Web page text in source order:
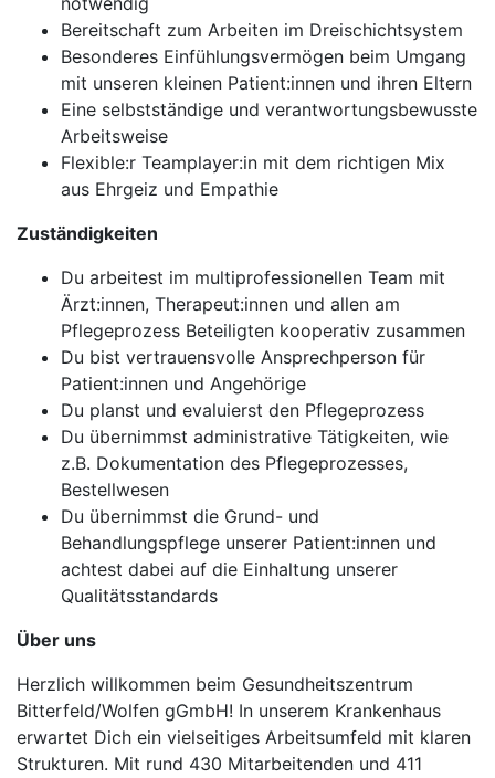
Bereitschaft zum Arbeiten im Dreischichtsystem
Besonderes Einfühlungsvermögen beim Umgang
mit unseren kleinen Patient:innen und ihren Eltern
Eine selbstständige und verantwortungsbewusste
Arbeitsweise
Flexible:r Teamplayer:in mit dem richtigen Mix
aus Ehrgeiz und Empathie
Zuständigkeiten
Du arbeitest im multiprofessionellen Team mit
Ärzt:innen, Therapeut:innen und allen am
Pflegeprozess Beteiligten kooperativ zusammen
Du bist vertrauensvolle Ansprechperson für
Patient:innen und Angehörige
Du planst und evaluierst den Pflegeprozess
Du übernimmst administrative Tätigkeiten, wie
z.B. Dokumentation des Pflegeprozesses,
Bestellwesen
Du übernimmst die Grund- und
Behandlungspflege unserer Patient:innen und
achtest dabei auf die Einhaltung unserer
Qualitätsstandards
Über uns
Herzlich willkommen beim Gesundheitszentrum
Bitterfeld/Wolfen gGmbH! In unserem Krankenhaus
erwartet Dich ein vielseitiges Arbeitsumfeld mit klaren
Strukturen. Mit rund 430 Mitarbeitenden und 411